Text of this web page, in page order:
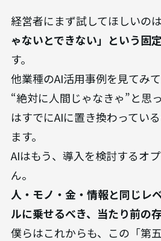
経営者にまず試してほしいのは
ゃないとできない」という固
す。
他業種のAI活用事例を見てみて
“絶対に人間じゃなきゃ”と思
はすでにAIに置き換わってい
ます。
AIはもう、導入を検討するオ
ん。
人・モノ・金・情報と同じレ
ルに乗せるべき、当たり前の
僕らはこれからも、この「第